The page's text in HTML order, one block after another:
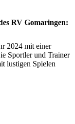
RV Gomaringen:
2024 mit einer
Sportler und Trainer
lustigen Spielen